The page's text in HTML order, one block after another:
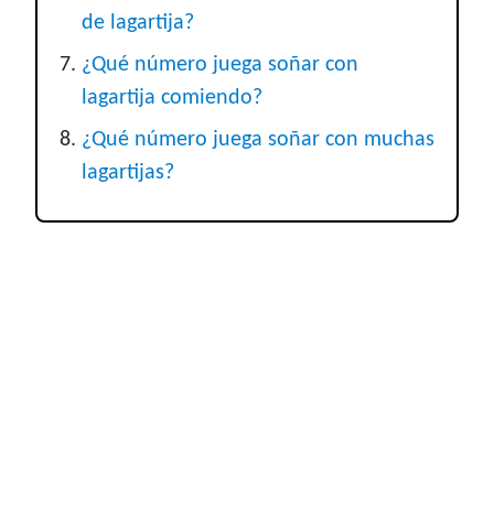
de lagartija?
¿Qué número juega soñar con
lagartija comiendo?
¿Qué número juega soñar con muchas
lagartijas?